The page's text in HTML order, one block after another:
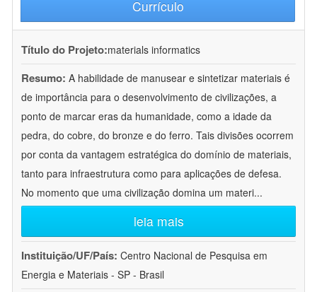
Currículo
Título do Projeto:materials informatics
Resumo: A habilidade de manusear e sintetizar materiais é
de importância para o desenvolvimento de civilizações, a
ponto de marcar eras da humanidade, como a idade da
pedra, do cobre, do bronze e do ferro. Tais divisões ocorrem
por conta da vantagem estratégica do domínio de materiais,
tanto para infraestrutura como para aplicações de defesa.
No momento que uma civilização domina um materi...
leia mais
Instituição/UF/País: Centro Nacional de Pesquisa em
Energia e Materiais - SP - Brasil